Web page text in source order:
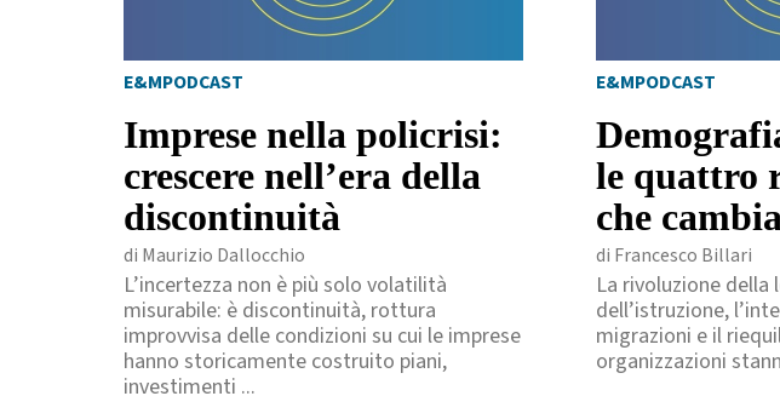
E&MPODCAST
Imprese nella policrisi:
crescere nell’era della
discontinuità
di Maurizio Dallocchio
L’incertezza non è più solo volatilità
misurabile: è discontinuità, rottura
improvvisa delle condizioni su cui le imprese
hanno storicamente costruito piani,
investimenti ...
E&MPODCAST
le quattro
che
di Francesco Billari
La rivoluzione della
dell’istruzione,
migrazioni e il
organizzazioni